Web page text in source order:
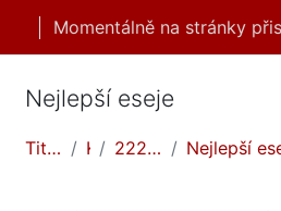
Přejít k hlavnímu obsahu
Momentálně na stránky
Nejlepší eseje
Titulní stránka Kurzy 2223LS/nejlepší eseje